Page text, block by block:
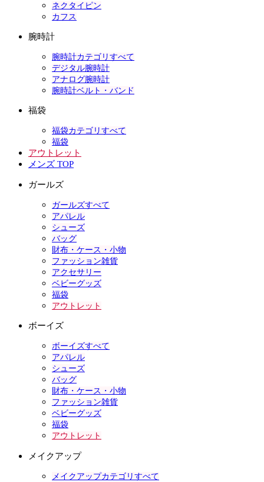
ネクタイピン
カフス
腕時計
腕時計カテゴリすべて
デジタル腕時計
アナログ腕時計
腕時計ベルト・バンド
福袋
福袋カテゴリすべて
福袋
アウトレット
メンズ TOP
ガールズ
ガールズすべて
アパレル
シューズ
バッグ
財布・ケース・小物
ファッション雑貨
アクセサリー
ベビーグッズ
福袋
アウトレット
ボーイズ
ボーイズすべて
アパレル
シューズ
バッグ
財布・ケース・小物
ファッション雑貨
ベビーグッズ
福袋
アウトレット
メイクアップ
メイクアップカテゴリすべて